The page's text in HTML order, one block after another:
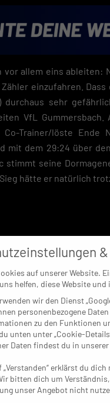
allem eins ableiten:
einzufahren.
durchaus sehr
VfL
Trainer/löste Ende
mit dem 29:24 über
stimmt seine
hätte er natürlich
auf unserer Website.
helfen, diese Website
wir den Dienst
personenbezogene
zu den Funktionen
unten unter „Cookie-
Daten findest du in unserer
erklärst du
bitten dich um
unser Angebot nicht